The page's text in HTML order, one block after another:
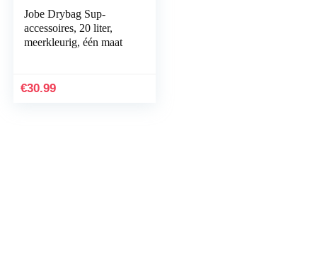
Jobe Drybag Sup-
accessoires, 20 liter,
meerkleurig, één maat
€30.99